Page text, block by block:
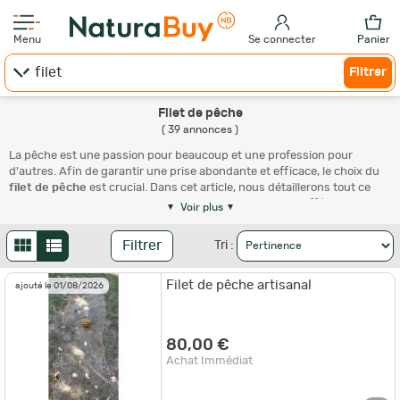
Menu Se connecter Panier
Filtrer
Filet de pêche
( 39 annonces )
La pêche est une passion pour beaucoup et une profession pour
d'autres. Afin de garantir une prise abondante et efficace, le choix du
filet de pêche est crucial. Dans cet article, nous détaillerons tout ce
que vous devez savoir sur cet outil indispensable, des différents types
choix. Préparez-vous à devenir un expert du filet de pêche grâce à
NaturaBuy.
Les différents types de filets de pêche
La mer, les rivières et les lacs regorgent de poissons, et pour les
capturer, il existe différents types de filets.
Le filet maillant
Voir plus
Filtrer Tri :
ajouté le 01/08/2026 Filet de pêche artisanal
80,00 €
Achat Immédiat